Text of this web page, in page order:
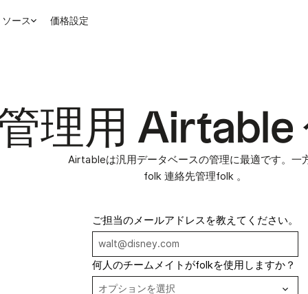
ソース 価格設定
理用 Airtable
Airtableは汎用データベースの管理に最適です。一
folk 連絡先管理folk 。
ご担当のメールアドレスを教えてください。
何人のチームメイトがfolkを使用しますか？